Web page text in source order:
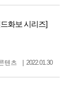
화보 시리즈]
텐츠 2022.01.30